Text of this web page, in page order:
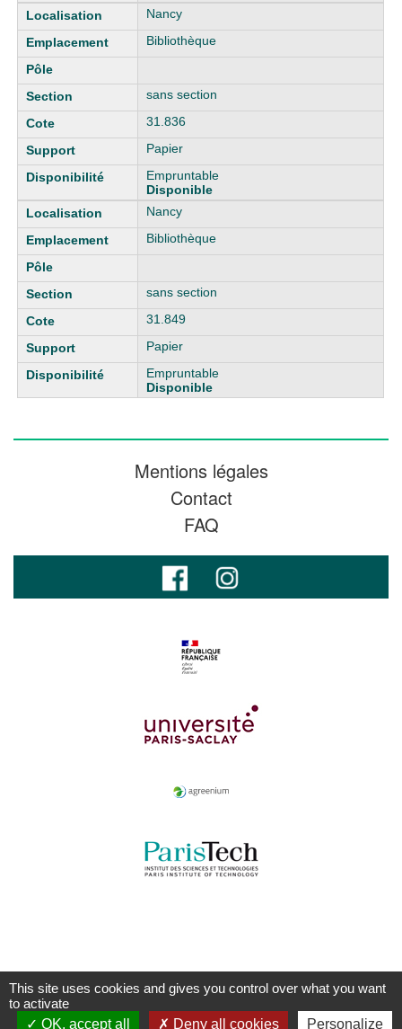
Nancy
Bibliothèque
sans section
31.836
Papier
Empruntable
Disponible
Nancy
Bibliothèque
sans section
31.849
Papier
Empruntable
Disponible
Mentions légales
Contact
FAQ
This site uses cookies and gives you control over what you want
to activate
OK, accept all
Deny all cookies Personalize